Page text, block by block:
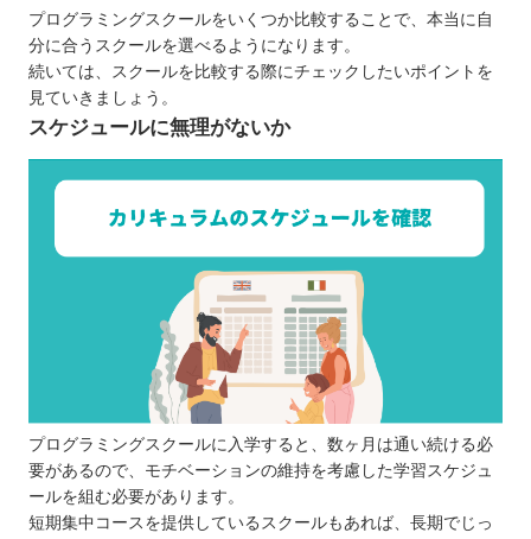
プログラミングスクールをいくつか比較することで、本当に自
分に合うスクールを選べるようになります。
続いては、スクールを比較する際にチェックしたいポイントを
見ていきましょう。
スケジュールに無理がないか
プログラミングスクールに入学すると、数ヶ月は通い続ける必
要があるので、モチベーションの維持を考慮した学習スケジュ
ールを組む必要があります。
短期集中コースを提供しているスクールもあれば、長期でじっ